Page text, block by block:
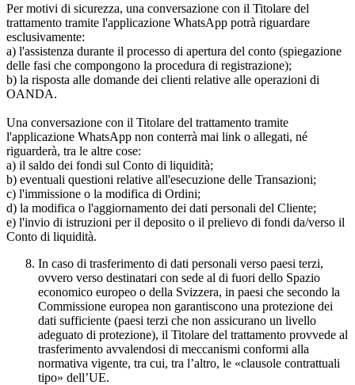
Per motivi di sicurezza, una conversazione con il Titolare del
trattamento tramite l'applicazione WhatsApp potrà riguardare
esclusivamente:
a) l'assistenza durante il processo di apertura del conto (spiegazione
delle fasi che compongono la procedura di registrazione);
b) la risposta alle domande dei clienti relative alle operazioni di
OANDA.
Una conversazione con il Titolare del trattamento tramite
l'applicazione WhatsApp non conterrà mai link o allegati, né
riguarderà, tra le altre cose:
a) il saldo dei fondi sul Conto di liquidità;
b) eventuali questioni relative all'esecuzione delle Transazioni;
c) l'immissione o la modifica di Ordini;
d) la modifica o l'aggiornamento dei dati personali del Cliente;
e) l'invio di istruzioni per il deposito o il prelievo di fondi da/verso il
Conto di liquidità.
In caso di trasferimento di dati personali verso paesi terzi,
ovvero verso destinatari con sede al di fuori dello Spazio
economico europeo o della Svizzera, in paesi che secondo la
Commissione europea non garantiscono una protezione dei
dati sufficiente (paesi terzi che non assicurano un livello
adeguato di protezione), il Titolare del trattamento provvede al
trasferimento avvalendosi di meccanismi conformi alla
normativa vigente, tra cui, tra l’altro, le «clausole contrattuali
tipo» dell’UE.